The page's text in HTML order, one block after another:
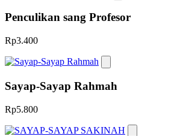
Penculikan sang Profesor
Rp3.400
Sayap-Sayap Rahmah
Rp5.800